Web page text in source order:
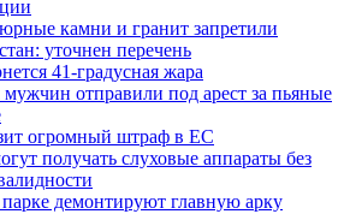
камни и гранит запретили
уточнен перечень
41-градусная жара
отправили под арест за пьяные
огромный штраф в ЕС
получать слуховые аппараты без
демонтируют главную арку